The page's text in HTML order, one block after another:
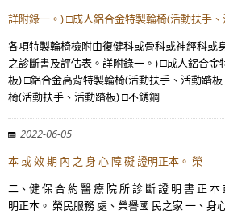
詳附錄一。) □成人鋁合金特製輪椅(活動扶手
各項特製輪椅檢附由復健科或骨科或神經科或
之診斷書及評估表。詳附錄一。) □成人鋁合金
板) □鋁合金高背特製輪椅(活動扶手、活動踏
椅(活動扶手、活動踏板) □不銹鋼
2022-06-05
本 或 效 期 內 之 身 心 障 礙 證明正本。 榮
二、健 保 合 約 醫 療 院 所 診 斷 證 明 書 正
明正本。 榮民服務 處、榮譽國 民之家 一、身